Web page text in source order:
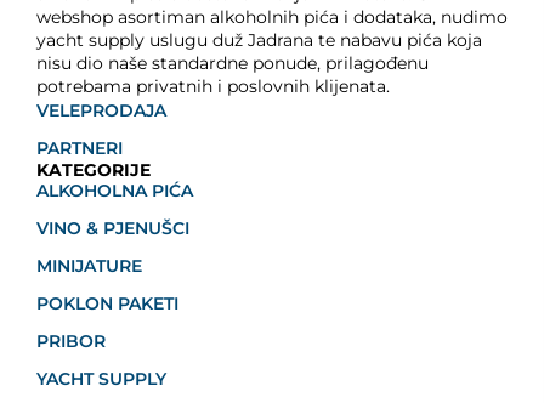
webshop asortiman alkoholnih pića i dodataka, nudimo
yacht supply uslugu duž Jadrana te nabavu pića koja
nisu dio naše standardne ponude, prilagođenu
potrebama privatnih i poslovnih klijenata.
VELEPRODAJA
PARTNERI
KATEGORIJE
ALKOHOLNA PIĆA
VINO & PJENUŠCI
MINIJATURE
POKLON PAKETI
PRIBOR
YACHT SUPPLY